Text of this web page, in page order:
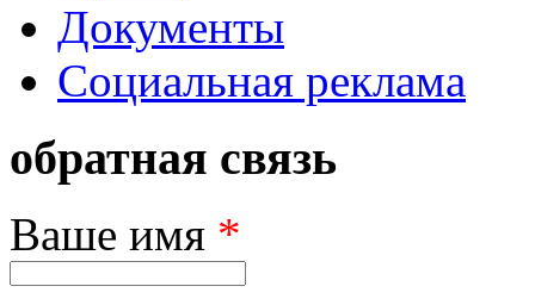
Документы
Социальная реклама
обратная связь
Ваше имя *